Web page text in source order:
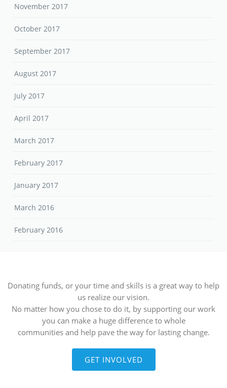
November 2017
October 2017
September 2017
August 2017
July 2017
April 2017
March 2017
February 2017
January 2017
March 2016
February 2016
Donating funds, or your time and skills is a great way to help
us realize our vision.
No matter how you chose to do it, by supporting our work
you can make a huge difference to whole
communities and help pave the way for lasting change.
GET INVOLVED